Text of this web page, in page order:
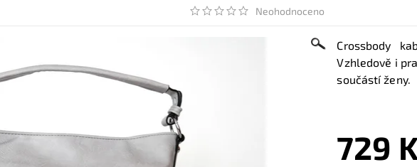
Neohodnoceno
Crossbody
Vzhledově i
součástí ženy.
729